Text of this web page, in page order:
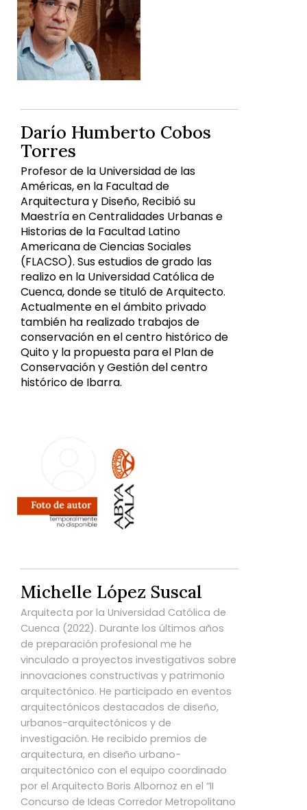
Darío Humberto Cobos
Torres
Profesor de la Universidad de las
Américas, en la Facultad de
Arquitectura y Diseño, Recibió su
Maestría en Centralidades Urbanas e
Historias de la Facultad Latino
Americana de Ciencias Sociales
(FLACSO). Sus estudios de grado las
realizo en la Universidad Católica de
Cuenca, donde se tituló de Arquitecto.
Actualmente en el ámbito privado
también ha realizado trabajos de
conservación en el centro histórico de
Quito y la propuesta para el Plan de
Conservación y Gestión del centro
histórico de Ibarra.
Michelle López Suscal
Arquitecta por la Universidad Católica de
Cuenca (2022). Durante los últimos años
de preparación profesional me he
vinculado a proyectos investigativos sobre
innovaciones constructivas y patrimonio
arquitectónico. He participado en eventos
arquitectónicos destacados de diseño,
urbanos-arquitectónicos y de
investigación. He recibido premios de
arquitectura, en diseño urbano-
arquitectónico con el equipo coordinado
por el Arquitecto Boris Albornoz en el “II
Concurso de Ideas Corredor Metropolitano